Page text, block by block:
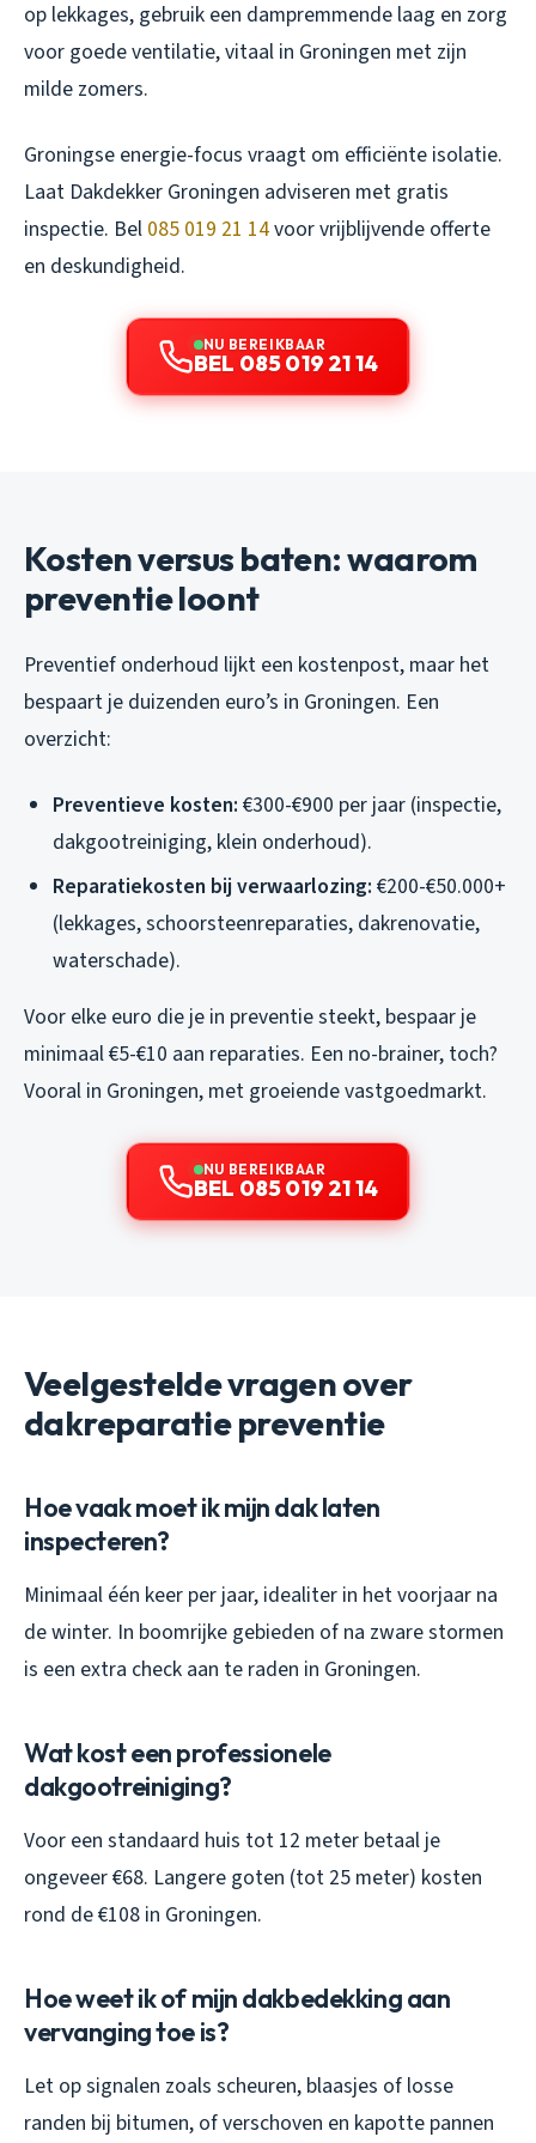
op lekkages, gebruik een dampremmende laag en zorg
voor goede ventilatie, vitaal in Groningen met zijn
milde zomers.
Groningse energie-focus vraagt om efficiënte isolatie.
Laat Dakdekker Groningen adviseren met gratis
inspectie. Bel 085 019 21 14voor vrijblijvende offerte
en deskundigheid.
NU BEREIKBAAR
BEL 085 019 21 14
Kosten versus baten: waarom
preventie loont
Preventief onderhoud lijkt een kostenpost, maar het
bespaart je duizenden euro’s in Groningen. Een
overzicht:
Preventieve kosten: €300-€900 per jaar (inspectie,
dakgootreiniging, klein onderhoud).
Reparatiekosten bij verwaarlozing: €200-€50.000+
(lekkages, schoorsteenreparaties, dakrenovatie,
waterschade).
Voor elke euro die je in preventie steekt, bespaar je
minimaal €5-€10 aan reparaties. Een no-brainer, toch?
Vooral in Groningen, met groeiende vastgoedmarkt.
NU BEREIKBAAR
BEL 085 019 21 14
Veelgestelde vragen over
dakreparatie preventie
Hoe vaak moet ik mijn dak laten
inspecteren?
Minimaal één keer per jaar, idealiter in het voorjaar na
de winter. In boomrijke gebieden of na zware stormen
is een extra check aan te raden in Groningen.
Wat kost een professionele
dakgootreiniging?
Voor een standaard huis tot 12 meter betaal je
ongeveer €68. Langere goten (tot 25 meter) kosten
rond de €108 in Groningen.
Hoe weet ik of mijn dakbedekking aan
vervanging toe is?
Let op signalen zoals scheuren, blaasjes of losse
randen bij bitumen, of verschoven en kapotte pannen